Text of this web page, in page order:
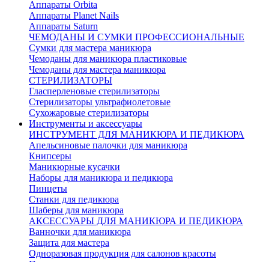
Аппараты Orbita
Аппараты Planet Nails
Аппараты Saturn
ЧЕМОДАНЫ И СУМКИ ПРОФЕССИОНАЛЬНЫЕ
Сумки для мастера маникюра
Чемоданы для маникюра пластиковые
Чемоданы для мастера маникюра
СТЕРИЛИЗАТОРЫ
Гласперленовые стерилизаторы
Стерилизаторы ультрафиолетовые
Сухожаровые стерилизаторы
Инструменты и аксессуары
ИНСТРУМЕНТ ДЛЯ МАНИКЮРА И ПЕДИКЮРА
Апельсиновые палочки для маникюра
Книпсеры
Маникюрные кусачки
Наборы для маникюра и педикюра
Пинцеты
Станки для педикюра
Шаберы для маникюра
АКСЕССУАРЫ ДЛЯ МАНИКЮРА И ПЕДИКЮРА
Ванночки для маникюра
Защита для мастера
Одноразовая продукция для салонов красоты